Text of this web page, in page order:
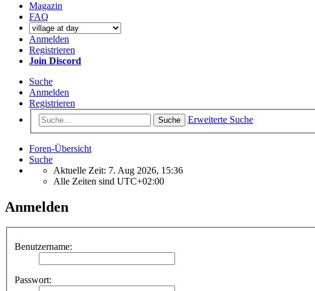
Magazin
FAQ
Anmelden
Registrieren
Join Discord
Suche
Anmelden
Registrieren
Suche Erweiterte Suche
Foren-Übersicht
Suche
Aktuelle Zeit: 7. Aug 2026, 15:36
Alle Zeiten sind UTC+02:00
Anmelden
Benutzername:
Passwort: